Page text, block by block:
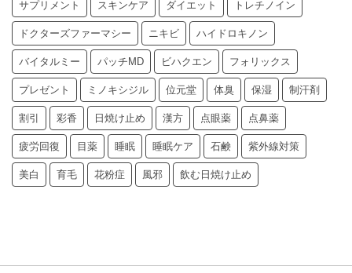
サプリメント スキンケア ダイエット トレチノイン
ドクターズファーマシー ニキビ ハイドロキノン
バイタルミー パッチMD ビハクエン フォリックス
プレゼント ミノキシジル 位元堂 体臭 保湿 制汗剤
割引 彩香 日焼け止め 漢方 点眼薬 点鼻薬
疲労回復 目薬 睡眠 睡眠ケア 石鹸 紫外線対策
美白 育毛 花粉症 風邪 飲む日焼け止め